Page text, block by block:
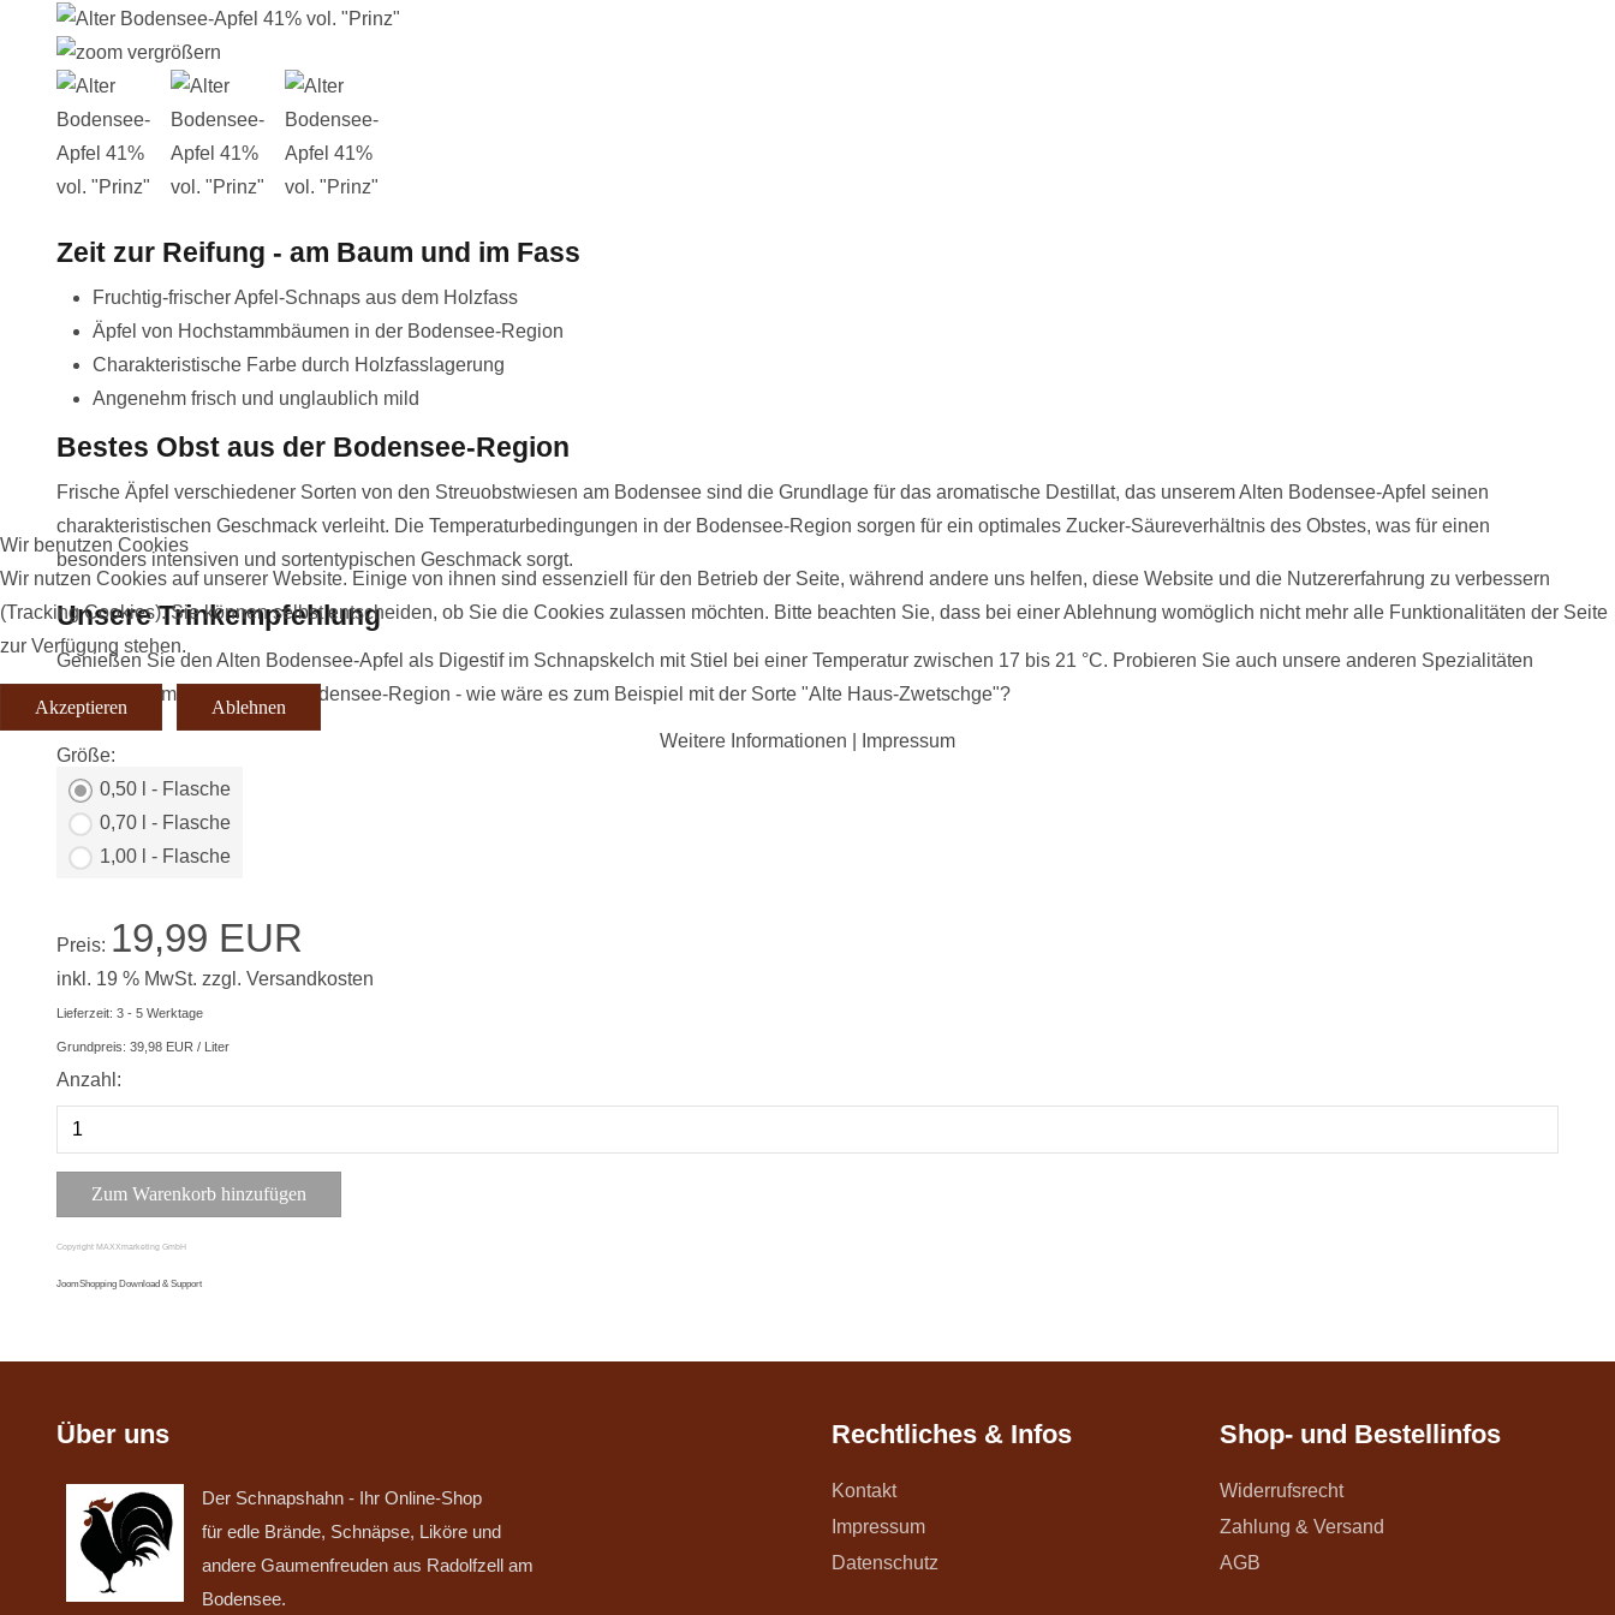
vergrößern
Zeit zur Reifung - am Baum und im Fass
Fruchtig-frischer Apfel-Schnaps aus dem Holzfass
Äpfel von Hochstammbäumen in der Bodensee-Region
Charakteristische Farbe durch Holzfasslagerung
Angenehm frisch und unglaublich mild
Bestes Obst aus der Bodensee-Region
Frische Äpfel verschiedener Sorten von den Streuobstwiesen am Bodensee sind die Grundlage für das aromatische Destillat, das unserem Alten Bodensee-Apfel seinen
charakteristischen Geschmack verleiht. Die Temperaturbedingungen in der Bodensee-Region sorgen für ein optimales Zucker-Säureverhältnis des Obstes, was für einen
besonders intensiven und sortentypischen Geschmack sorgt.
Unsere Trinkempfehlung
Genießen Sie den Alten Bodensee-Apfel als Digestif im Schnapskelch mit Stiel bei einer Temperatur zwischen 17 bis 21 °C. Probieren Sie auch unsere anderen Spezialitäten
mit herrlichem Obst aus der Bodensee-Region - wie wäre es zum Beispiel mit der Sorte "Alte Haus-Zwetschge"?
Größe:
0,50 l - Flasche
0,70 l - Flasche
1,00 l - Flasche
Preis: 19,99 EUR
inkl. 19 % MwSt. zzgl. Versandkosten
Lieferzeit: 3 - 5 Werktage
Grundpreis: 39,98 EUR / Liter
Anzahl:
Copyright MAXXmarketing GmbH
JoomShopping Download & Support
Über uns
Der Schnapshahn - Ihr Online-Shop
für edle Brände, Schnäpse, Liköre und
andere Gaumenfreuden aus Radolfzell am
Bodensee.
Rechtliches & Infos
Kontakt
Impressum
Datenschutz
Shop- und Bestellinfos
Widerrufsrecht
Zahlung & Versand
AGB
Wir benutzen Cookies
Wir nutzen Cookies auf unserer Website. Einige von ihnen sind essenziell für den Betrieb der Seite, während andere uns helfen, diese Website und die Nutzererfahrung zu verbessern
(Tracking Cookies). Sie können selbst entscheiden, ob Sie die Cookies zulassen möchten. Bitte beachten Sie, dass bei einer Ablehnung womöglich nicht mehr alle Funktionalitäten der Seite
zur Verfügung stehen.
Akzeptieren
Ablehnen
Weitere Informationen
Impressum